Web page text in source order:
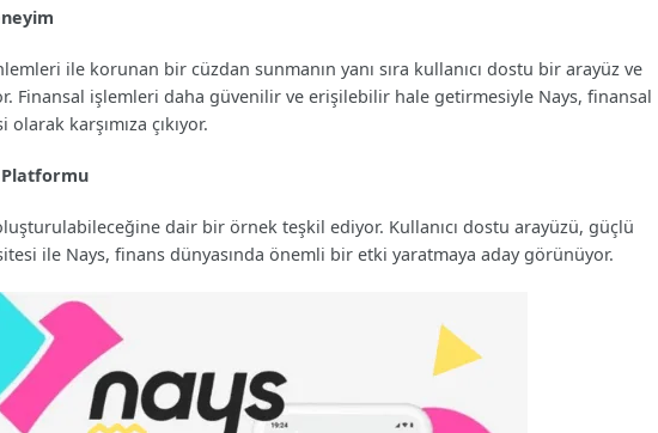
ile korunan bir cüzdan sunmanın yanı sıra kullanıcı dostu bir arayüz ve
Finansal işlemleri daha güvenilir ve erişilebilir hale getirmesiyle Nays, finansal
karşımıza çıkıyor.
Platformu
dair bir örnek teşkil ediyor. Kullanıcı dostu arayüzü, güçlü
ile Nays, finans dünyasında önemli bir etki yaratmaya aday görünüyor.